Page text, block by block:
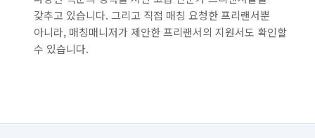
갖추고 있습니다. 그리고 직접 매칭 요청한 프리랜서뿐
아니라, 매칭매니저가 제안한 프리랜서의 지원서도 확인할
수 있습니다.